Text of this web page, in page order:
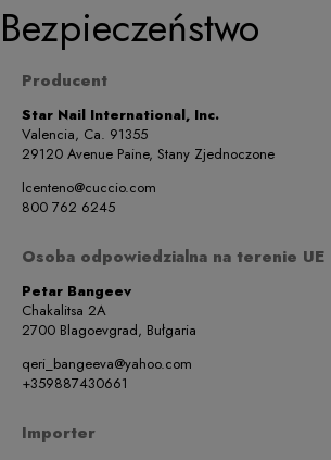
Bezpieczeństwo
Producent
Star Nail International, Inc.
Valencia, Ca. 91355
29120 Avenue Paine, Stany Zjednoczone
lcenteno@cuccio.com
800 762 6245
Osoba odpowiedzialna na terenie UE
Petar Bangeev
Chakalitsa 2A
2700 Blagoevgrad, Bułgaria
qeri_bangeeva@yahoo.com
+359887430661
Importer